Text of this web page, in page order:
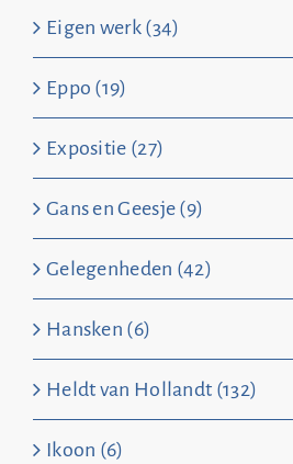
Eigen werk (34)
Eppo (19)
Expositie (27)
Gans en Geesje (9)
Gelegenheden (42)
Hansken (6)
Heldt van Hollandt (132)
Ikoon (6)